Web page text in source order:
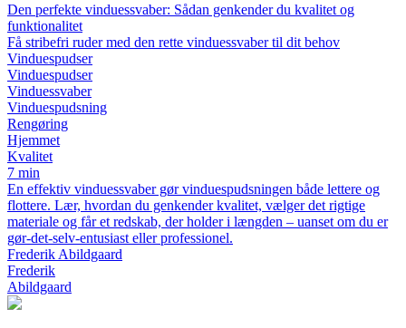
Den perfekte vinduessvaber: Sådan genkender du kvalitet og
funktionalitet
Få stribefri ruder med den rette vinduessvaber til dit behov
Vinduespudser
Vinduespudser
Vinduessvaber
Vinduespudsning
Rengøring
Hjemmet
Kvalitet
7 min
En effektiv vinduessvaber gør vinduespudsningen både lettere og
flottere. Lær, hvordan du genkender kvalitet, vælger det rigtige
materiale og får et redskab, der holder i længden – uanset om du er
gør-det-selv-entusiast eller professionel.
Frederik Abildgaard
Frederik
Abildgaard